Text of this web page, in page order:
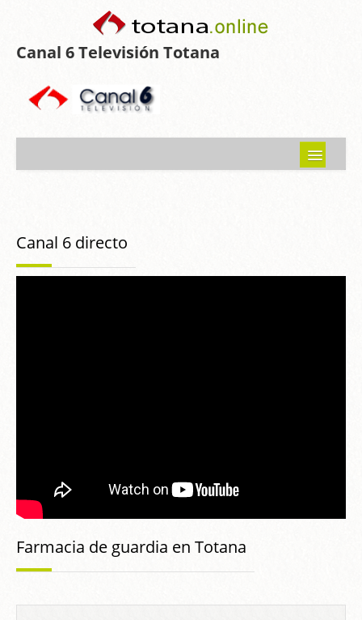
Canal 6 Televisión Totana
Programas emitidos
Canal 6 directo
Farmacia de guardia en Totana